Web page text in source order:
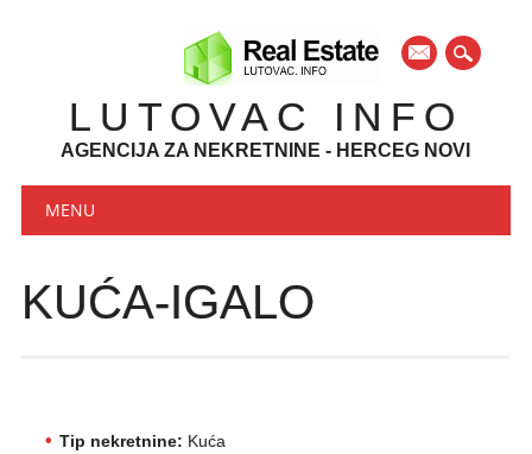
mail
LUTOVAC INFO
AGENCIJA ZA NEKRETNINE - HERCEG NOVI
Main menu
MENU
KUĆA-IGALO
Tip nekretnine: Kuća